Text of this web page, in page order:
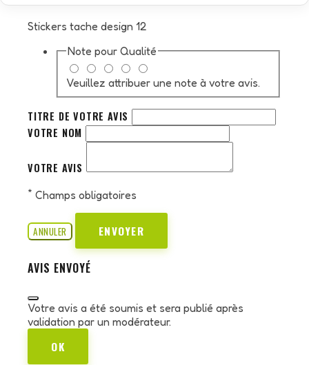
Stickers tache design 12
Note pour Qualité
Veuillez attribuer une note à votre avis.
TITRE DE VOTRE AVIS
VOTRE NOM
VOTRE AVIS
* Champs obligatoires
ANNULER ENVOYER
AVIS ENVOYÉ
Votre avis a été soumis et sera publié après
validation par un modérateur.
OK